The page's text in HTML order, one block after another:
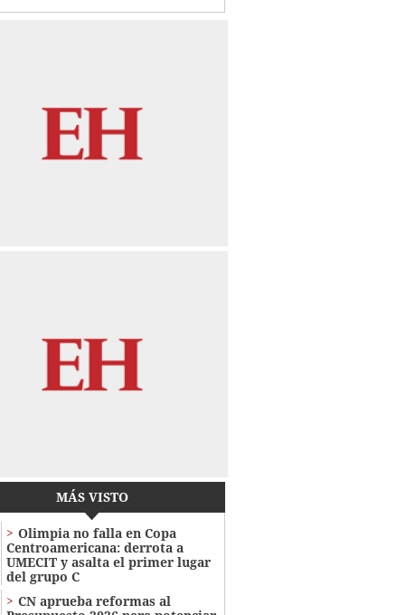
MÁS VISTO
Olimpia no falla en Copa
Centroamericana: derrota a
UMECIT y asalta el primer lugar
del grupo C
CN aprueba reformas al